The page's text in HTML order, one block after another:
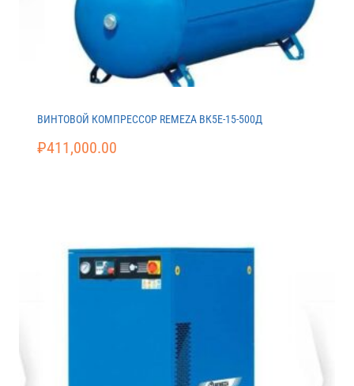
ВИНТОВОЙ КОМПРЕССОР REMEZA ВК5E-15-500Д
₽411,000.00